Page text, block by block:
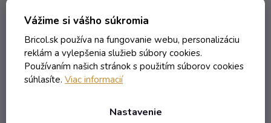
Vážime si vášho súkromia
Bricol.sk používa na fungovanie webu, personalizáciu
reklám a vylepšenia služieb súbory cookies.
Používaním našich stránok s použitím súborov cookies
súhlasíte. Viac informacií
Nastavenie
Kliešte - modré kov ručné na
uzávery Alk.28 so závitom a
poistným krúžkom
Skladom
68,68 €/ ks